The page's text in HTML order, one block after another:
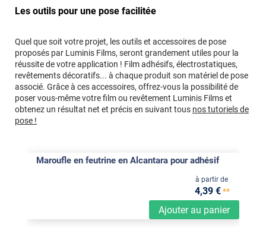
Les outils pour une pose facilitée
Quel que soit votre projet, les outils et accessoires de pose
proposés par Luminis Films, seront grandement utiles pour la
réussite de votre application ! Film adhésifs, électrostatiques,
revêtements décoratifs... à chaque produit son matériel de pose
associé. Grâce à ces accessoires, offrez-vous la possibilité de
poser vous-même votre film ou revêtement Luminis Films et
obtenez un résultat net et précis en suivant tous nos tutoriels de
pose !
Maroufle en feutrine en Alcantara pour adhésif
Ajouter au panier
à partir de
4,39 €**